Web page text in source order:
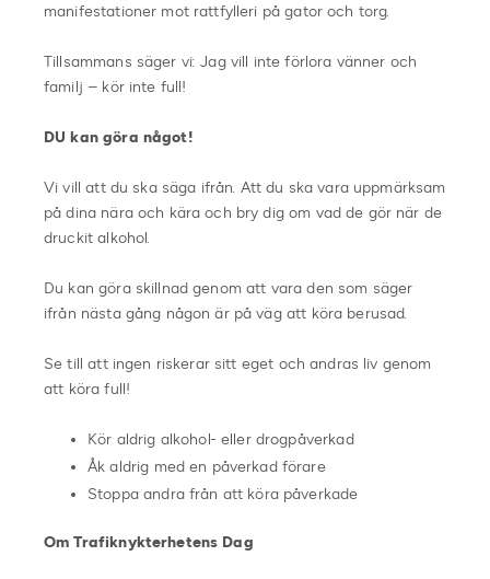
manifestationer mot rattfylleri på gator och torg.
Tillsammans säger vi: Jag vill inte förlora vänner och
familj – kör inte full!
DU kan göra något!
Vi vill att du ska säga ifrån. Att du ska vara uppmärksam
på dina nära och kära och bry dig om vad de gör när de
druckit alkohol.
Du kan göra skillnad genom att vara den som säger
ifrån nästa gång någon är på väg att köra berusad.
Se till att ingen riskerar sitt eget och andras liv genom
att köra full!
Kör aldrig alkohol- eller drogpåverkad
Åk aldrig med en påverkad förare
Stoppa andra från att köra påverkade
Om Trafiknykterhetens Dag